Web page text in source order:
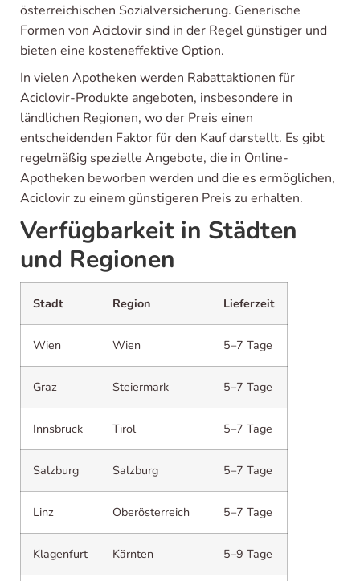
österreichischen Sozialversicherung. Generische
Formen von Aciclovir sind in der Regel günstiger und
bieten eine kosteneffektive Option.
In vielen Apotheken werden Rabattaktionen für
Aciclovir-Produkte angeboten, insbesondere in
ländlichen Regionen, wo der Preis einen
entscheidenden Faktor für den Kauf darstellt. Es gibt
regelmäßig spezielle Angebote, die in Online-
Apotheken beworben werden und die es ermöglichen,
Aciclovir zu einem günstigeren Preis zu erhalten.
Verfügbarkeit in Städten
und Regionen
Stadt Region Lieferzeit
Wien Wien 5–7 Tage
Graz Steiermark 5–7 Tage
Innsbruck Tirol 5–7 Tage
Salzburg Salzburg 5–7 Tage
Linz Oberösterreich 5–7 Tage
Klagenfurt Kärnten 5–9 Tage